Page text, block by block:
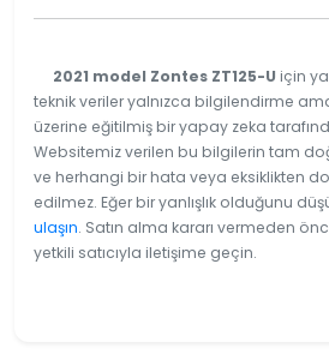
2021 model Zontes ZT125-U için
teknik veriler yalnızca bilgilendirme
üzerine eğitilmiş bir yapay zeka
Websitemiz verilen bu bilgilerin tam
ve herhangi bir hata veya eksiklikten
edilmez. Eğer bir yanlışlık olduğunu
ulaşın. Satın alma kararı vermeden
yetkili satıcıyla iletişime geçin.